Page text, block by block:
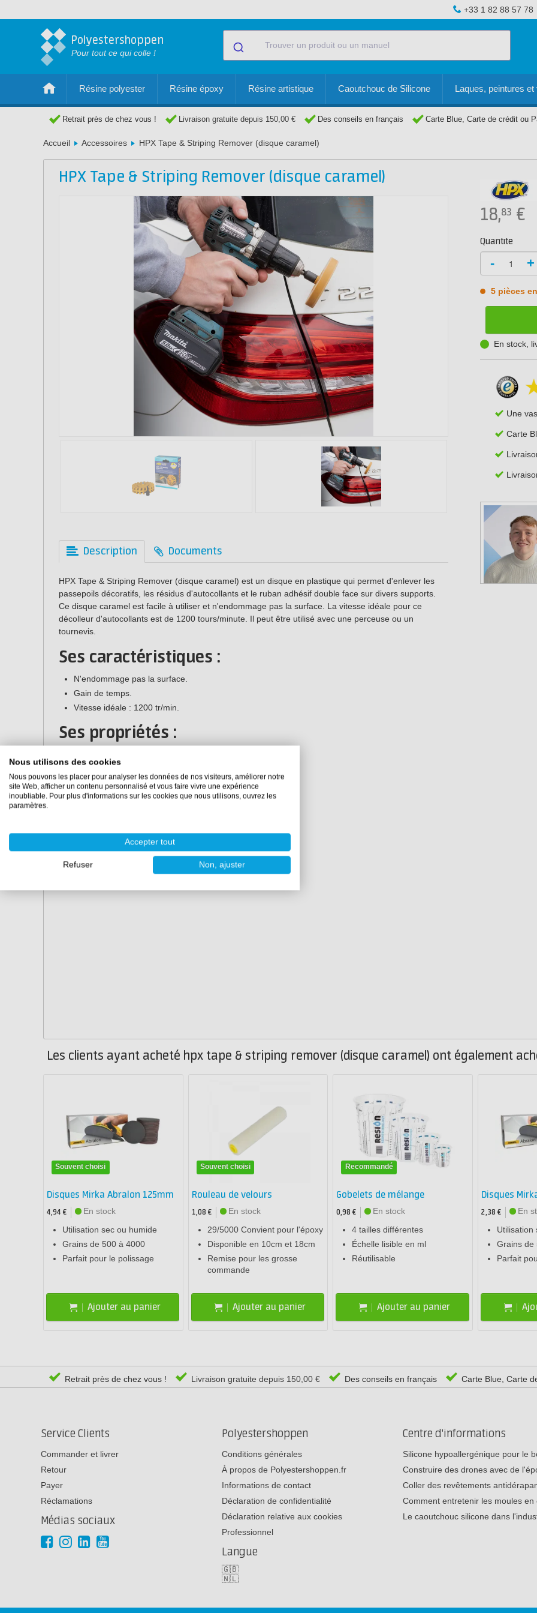
+33 1 82 88 57 78
Polyestershoppen
Pour tout ce qui colle !
Résine polyester Résine époxy Résine artistique Caoutchouc de Silicone Laques, peintures et
Retrait près de chez vous ! Livraison gratuite depuis 150,00 € Des conseils en français Carte Blue, Carte de crédit ou
Accueil Accessoires HPX Tape & Striping Remover (disque caramel)
HPX Tape & Striping Remover (disque caramel)
Description Documents
HPX Tape & Striping Remover (disque caramel) est un disque en plastique qui permet d'enlever les
passepoils décoratifs, les résidus d'autocollants et le ruban adhésif double face sur divers supports.
Ce disque caramel est facile à utiliser et n'endommage pas la surface. La vitesse idéale pour ce
décolleur d'autocollants est de 1200 tours/minute. Il peut être utilisé avec une perceuse ou un
tournevis.
Ses caractéristiques :
N'endommage pas la surface.
Gain de temps.
Vitesse idéale : 1200 tr/min.
Ses propriétés :
Numéro d'article :
18,83 €
Quantité
- +
5 pièces
En stock,
Une
Carte
Les clients ayant acheté hpx tape & striping remover (disque caramel) ont également
Souvent choisi
Disques Mirka Abralon 125mm
4,94 €
En stock
Utilisation sec ou humide
Grains de 500 à 4000
Parfait pour le polissage
Ajouter au panier
Souvent choisi
Rouleau de velours
1,08 €
En stock
29/5000 Convient pour l'époxy
Disponible en 10cm et 18cm
Remise pour les grosse
commande
Ajouter au panier
Recommandé
Gobelets de mélange
0,98 €
En stock
4 tailles différentes
Échelle lisible en ml
Réutilisable
Ajouter au panier
Disques
2,38 €
En
Utilisation
Grains de
Parfait
Retrait près de chez vous ! Livraison gratuite depuis 150,00 € Des conseils en français Carte Blue, Carte
Service Clients
Commander et livrer
Retour
Payer
Réclamations
Médias sociaux
Polyestershoppen
Conditions générales
À propos de Polyestershoppen.fr
Informations de contact
Déclaration de confidentialité
Déclaration relative aux cookies
Professionnel
Langue
🇬🇧
🇳🇱
Centre d'informations
Silicone hypoallergénique pour le
Construire des drones avec de
Coller des revêtements
Comment entretenir les moules
Le caoutchouc silicone dans
Nous utilisons des cookies
Nous pouvons les placer pour analyser les données de nos visiteurs, améliorer notre
site Web, afficher un contenu personnalisé et vous faire vivre une expérience
inoubliable. Pour plus d'informations sur les cookies que nous utilisons, ouvrez les
paramètres.
Accepter tout
Refuser Non, ajuster